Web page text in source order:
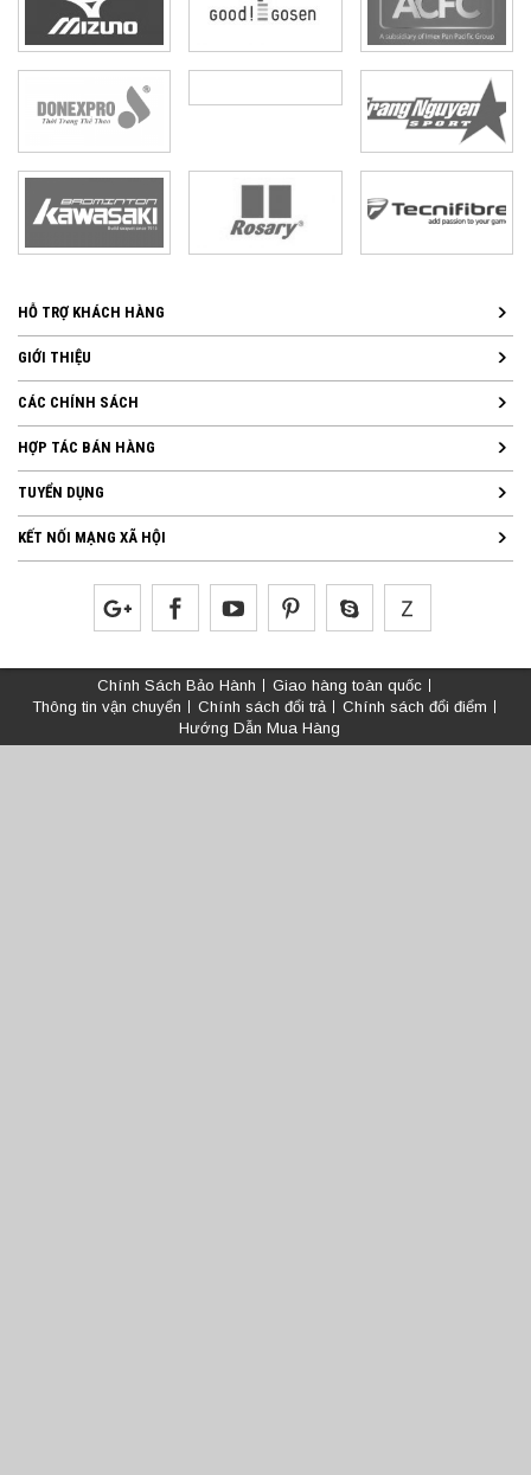
HỖ TRỢ KHÁCH HÀNG
GIỚI THIỆU
CÁC CHÍNH SÁCH
HỢP TÁC BÁN HÀNG
TUYỂN DỤNG
KẾT NỐI MẠNG XÃ HỘI
Chính Sách Bảo Hành
Giao hàng toàn quốc
Thông tin vận chuyển
Chính sách đổi trả
Chính sách đổi điểm
Hướng Dẫn Mua Hàng